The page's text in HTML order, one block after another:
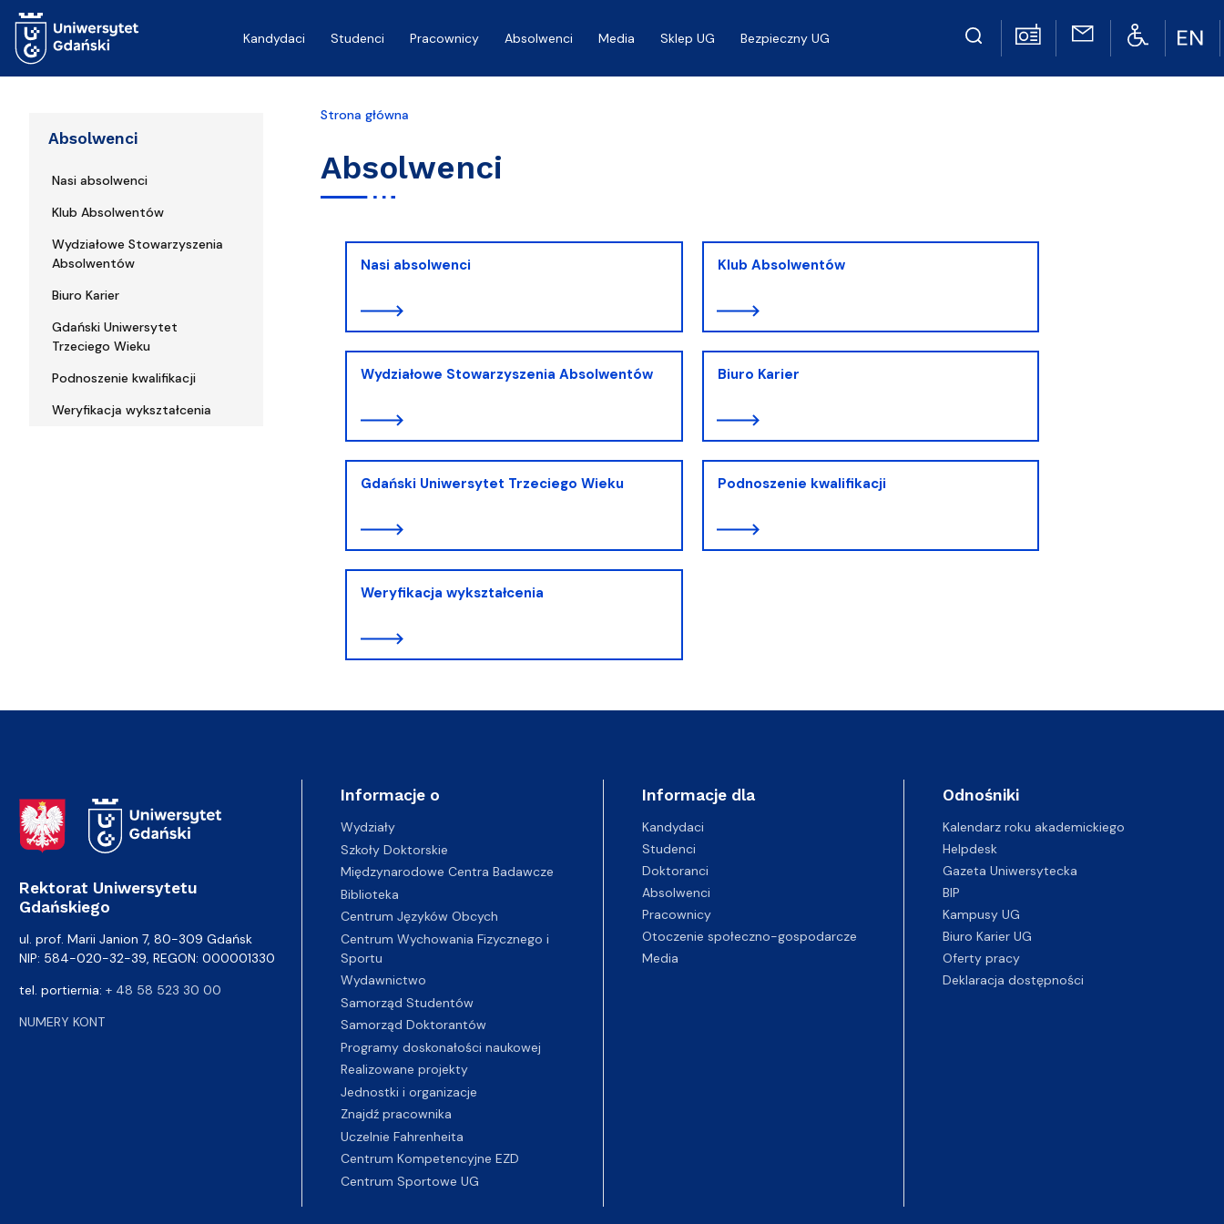
Kandydaci
Studenci Pracownicy Absolwenci Media Sklep UG Bezpieczny UG
Absolwenci
Nasi absolwenci
Klub Absolwentów
Wydziałowe Stowarzyszenia
Absolwentów
Biuro Karier
Gdański Uniwersytet
Trzeciego Wieku
Podnoszenie kwalifikacji
Weryfikacja wykształcenia
Strona główna
Absolwenci
Nasi absolwenci Klub Absolwentów
Wydziałowe Stowarzyszenia Absolwentów Biuro Karier
Gdański Uniwersytet Trzeciego Wieku Podnoszenie kwalifikacji
Weryfikacja wykształcenia
Adres Rektoratu
Rektorat Uniwersytetu
Gdańskiego
ul. prof. Marii Janion 7, 80-309 Gdańsk
NIP: 584-020-32-39, REGON: 000001330
tel. portiernia: + 48 58 523 30 00
NUMERY KONT
Informacje o
Wydziały
Szkoły Doktorskie
Międzynarodowe Centra Badawcze
Biblioteka
Centrum Języków Obcych
Centrum Wychowania Fizycznego i
Sportu
Wydawnictwo
Samorząd Studentów
Samorząd Doktorantów
Programy doskonałości naukowej
Realizowane projekty
Jednostki i organizacje
Znajdź pracownika
Uczelnie Fahrenheita
Centrum Kompetencyjne EZD
Centrum Sportowe UG
Informacje dla
Kandydaci
Studenci
Doktoranci
Absolwenci
Pracownicy
Otoczenie społeczno-gospodarcze
Media
Odnośniki
Kalendarz roku akademickiego
Helpdesk
Gazeta Uniwersytecka
BIP
Kampusy UG
Biuro Karier UG
Oferty pracy
Deklaracja dostępności